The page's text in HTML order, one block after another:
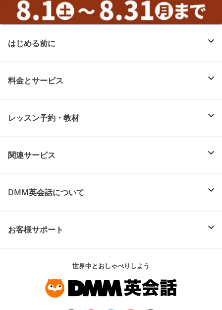
はじめる前に
料金とサービス
レッスン予約・教材
関連サービス
DMM英会話について
お客様サポート
世界中とおしゃべりしよう